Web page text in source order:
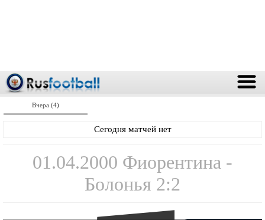
Вчера (4)
Сегодня матчей нет
01.04.2000 Фиорентина -
Болонья 2:2